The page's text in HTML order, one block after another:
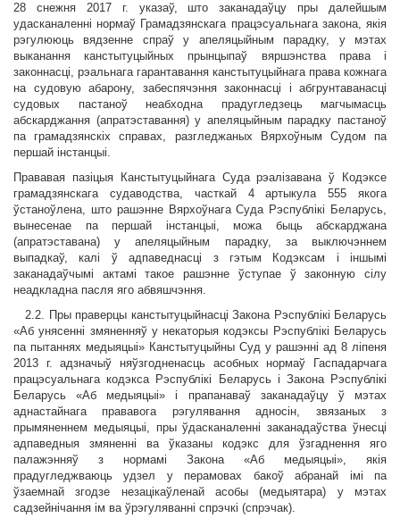
28 снежня 2017 г. указаў, што заканадаўцу пры далейшым
удасканаленні нормаў Грамадзянскага працэсуальнага закона, якія
рэгулююць вядзенне спраў у апеляцыйным парадку, у мэтах
выканання канстытуцыйных прынцыпаў вяршэнства права і
законнасці, рэальнага гарантавання канстытуцыйнага права кожнага
на судовую абарону, забеспячэння законнасці і абгрунтаванасці
судовых пастаноў неабходна прадугледзець магчымасць
абскарджання (апратэставання) у апеляцыйным парадку пастаноў
па грамадзянскіх справах, разгледжаных Вярхоўным Судом па
першай інстанцыі.
Прававая пазіцыя Канстытуцыйнага Суда рэалізавана ў Кодэксе
грамадзянскага судаводства, часткай 4 артыкула 555 якога
ўстаноўлена, што рашэнне Вярхоўнага Суда Рэспублікі Беларусь,
вынесенае па першай інстанцыі, можа быць абскарджана
(апратэставана) у апеляцыйным парадку, за выключэннем
выпадкаў, калі ў адпаведнасці з гэтым Кодэксам і іншымі
заканадаўчымі актамі такое рашэнне ўступае ў законную сілу
неадкладна пасля яго абвяшчэння.
2.2. Пры праверцы канстытуцыйнасці Закона Рэспублікі Беларусь
«Аб унясенні змяненняў у некаторыя кодэксы Рэспублікі Беларусь
па пытаннях медыяцыі» Канстытуцыйны Суд у рашэнні ад 8 ліпеня
2013 г. адзначыў няўзгодненасць асобных нормаў Гаспадарчага
працэсуальнага кодэкса Рэспублікі Беларусь і Закона Рэспублікі
Беларусь «Аб медыяцыі» і прапанаваў заканадаўцу ў мэтах
аднастайнага прававога рэгулявання адносін, звязаных з
прымяненнем медыяцыі, пры ўдасканаленні заканадаўства ўнесці
адпаведныя змяненні ва ўказаны кодэкс для ўзгаднення яго
палажэнняў з нормамі Закона «Аб медыяцыі», якія
прадугледжваюць удзел у перамовах бакоў абранай імі па
ўзаемнай згодзе незацікаўленай асобы (медыятара) у мэтах
садзейнічання ім ва ўрэгуляванні спрэчкі (спрэчак).